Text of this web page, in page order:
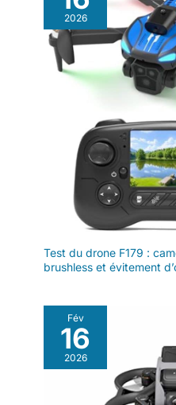
2026
Test du drone F179 :
brushless et évitement
Fév
16
2026